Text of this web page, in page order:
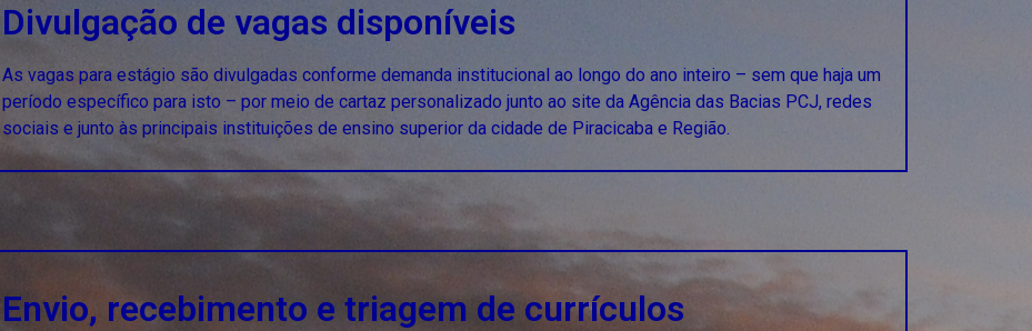
Divulgação de vagas disponíveis
As vagas para estágio são divulgadas conforme demanda institucional ao longo do ano inteiro – sem que haja um
período específico para isto – por meio de cartaz personalizado junto ao site da Agência das Bacias PCJ, redes
sociais e junto às principais instituições de ensino superior da cidade de Piracicaba e Região.
Envio, recebimento e triagem de currículos